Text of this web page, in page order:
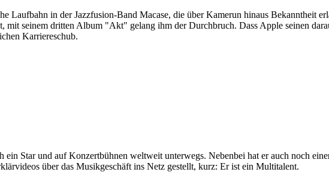
Laufbahn in der Jazzfusion-Band Macase, die über Kamerun hinaus Bekanntheit
mit seinem dritten Album "Akt" gelang ihm der Durchbruch. Dass Apple seinen
Karriereschub.
ein Star und auf Konzertbühnen weltweit unterwegs. Nebenbei hat er auch noch
über das Musikgeschäft ins Netz gestellt, kurz: Er ist ein Multitalent.